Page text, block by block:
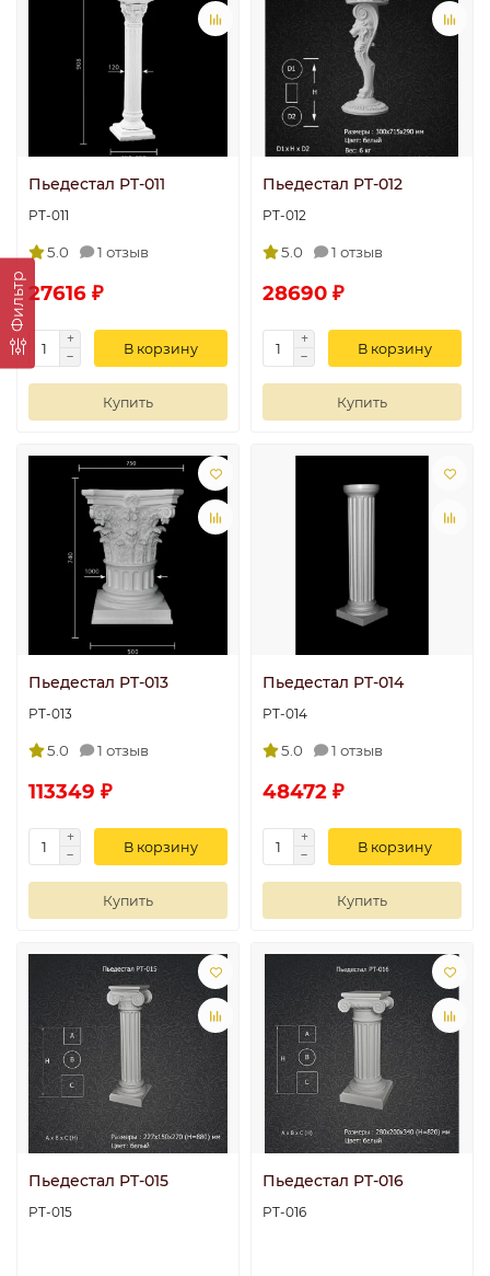
Фильтр
Пьедестал PT-011
PT-011
5.0 1 отзыв
27616 ₽
В корзину
Купить
Пьедестал PT-012
PT-012
5.0 1 отзыв
28690 ₽
В корзину
Купить
Пьедестал PT-013
PT-013
5.0 1 отзыв
113349 ₽
В корзину
Купить
Пьедестал PT-014
PT-014
5.0 1 отзыв
48472 ₽
В корзину
Купить
Пьедестал PT-015
PT-015
Пьедестал PT-016
PT-016